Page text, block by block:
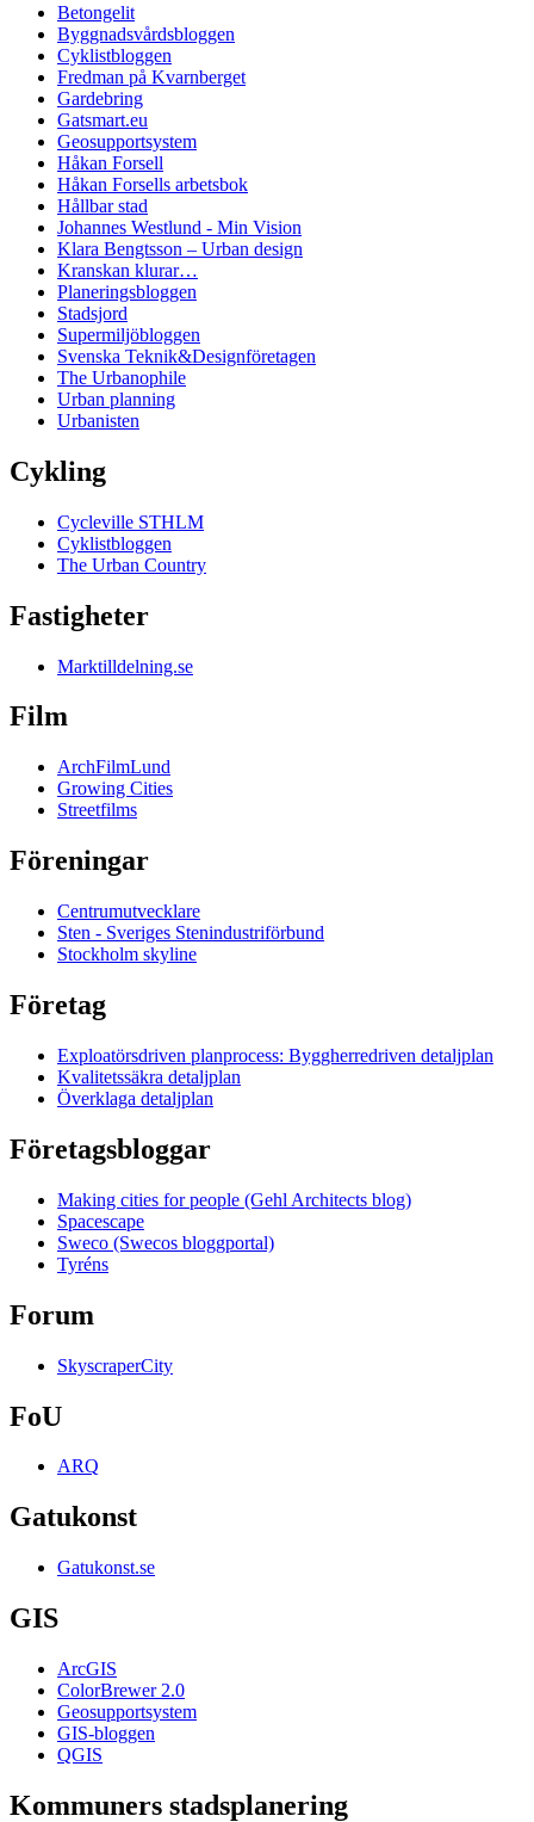
Betongelit
Byggnadsvårdsbloggen
Cyklistbloggen
Fredman på Kvarnberget
Gardebring
Gatsmart.eu
Geosupportsystem
Håkan Forsell
Håkan Forsells arbetsbok
Hållbar stad
Johannes Westlund - Min Vision
Klara Bengtsson – Urban design
Kranskan klurar…
Planeringsbloggen
Stadsjord
Supermiljöbloggen
Svenska Teknik&Designföretagen
The Urbanophile
Urban planning
Urbanisten
Cykling
Cycleville STHLM
Cyklistbloggen
The Urban Country
Fastigheter
Marktilldelning.se
Film
ArchFilmLund
Growing Cities
Streetfilms
Föreningar
Centrumutvecklare
Sten - Sveriges Stenindustriförbund
Stockholm skyline
Företag
Exploatörsdriven planprocess: Byggherredriven detaljplan
Kvalitetssäkra detaljplan
Överklaga detaljplan
Företagsbloggar
Making cities for people (Gehl Architects blog)
Spacescape
Sweco (Swecos bloggportal)
Tyréns
Forum
SkyscraperCity
FoU
ARQ
Gatukonst
Gatukonst.se
GIS
ArcGIS
ColorBrewer 2.0
Geosupportsystem
GIS-bloggen
QGIS
Kommuners stadsplanering